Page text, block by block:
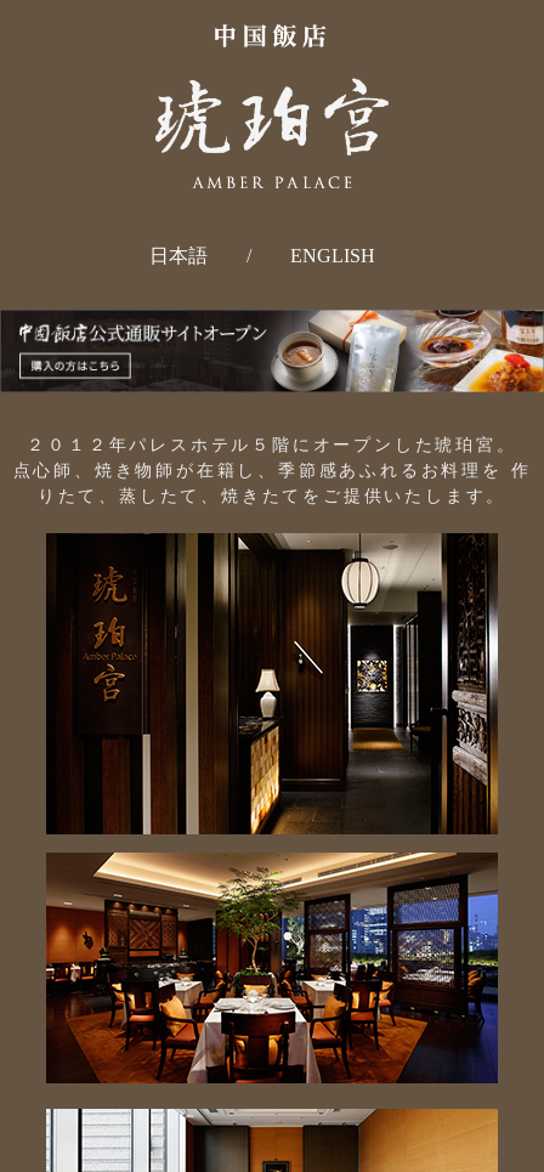
日本語 / ENGLISH
２０１２年パレスホテル５階にオープンした琥珀宮。
点心師、焼き物師が在籍し、季節感あふれるお料理を 作
りたて、蒸したて、焼きたてをご提供いたします。